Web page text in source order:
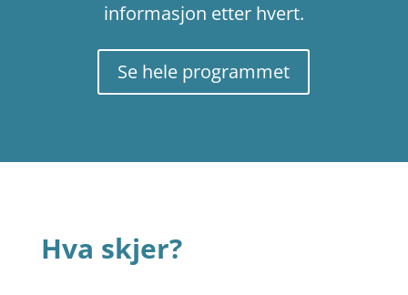
informasjon etter hvert.
Se hele programmet
Hva skjer?